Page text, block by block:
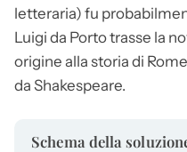
letteraria) fu
Luigi da Porto trasse la
origine alla storia di
da Shakespeare.
Schema della